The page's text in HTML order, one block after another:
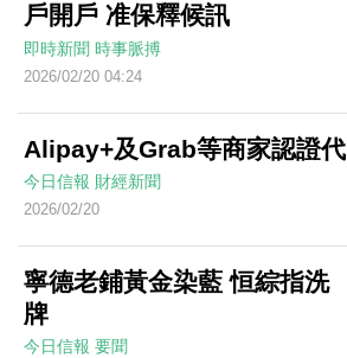
戶開戶 准保釋候訊
即時新聞 時事脈搏
2026/02/20 04:24
Alipay+及Grab等商家認證
今日信報 財經新聞
2026/02/20
寧德老鋪黃金染藍 恒綜指洗
牌
今日信報 要聞